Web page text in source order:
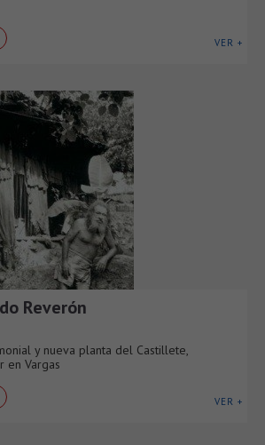
VER +
Reverón
y nueva planta del Castillete,
en Vargas
VER +